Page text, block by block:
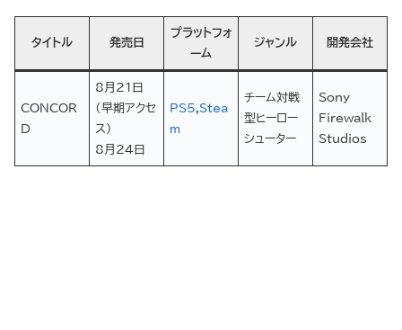
タイトル 発売日
プラットフォ
ーム
ジャンル 開発会社
CONCOR
D
8月21日
（早期アクセ
ス）
8月24日
PS5,Stea
m
チーム対戦
型ヒーロー
シューター
Sony
Firewalk
Studios